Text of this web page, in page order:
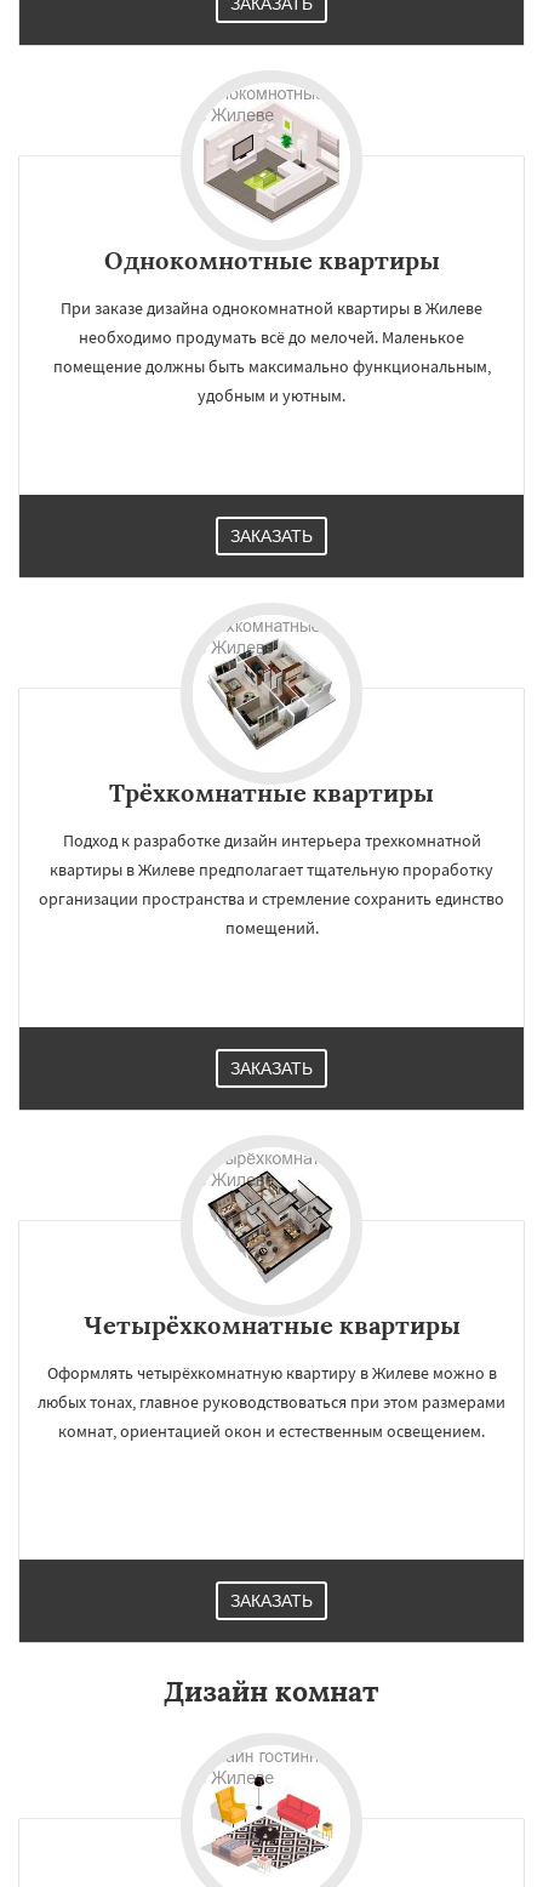
Однокомнотные квартиры
При заказе дизайна однокомнатной квартиры в Жилеве
необходимо продумать всё до мелочей. Маленькое
помещение должны быть максимально функциональным,
удобным и уютным.
ЗАКАЗАТЬ
Трёхкомнатные квартиры
Подход к разработке дизайн интерьера трехкомнатной
квартиры в Жилеве предполагает тщательную проработку
организации пространства и стремление сохранить единство
помещений.
ЗАКАЗАТЬ
Четырёхкомнатные квартиры
Оформлять четырёхкомнатную квартиру в Жилеве можно в
любых тонах, главное руководствоваться при этом размерами
комнат, ориентацией окон и естественным освещением.
ЗАКАЗАТЬ
Дизайн комнат